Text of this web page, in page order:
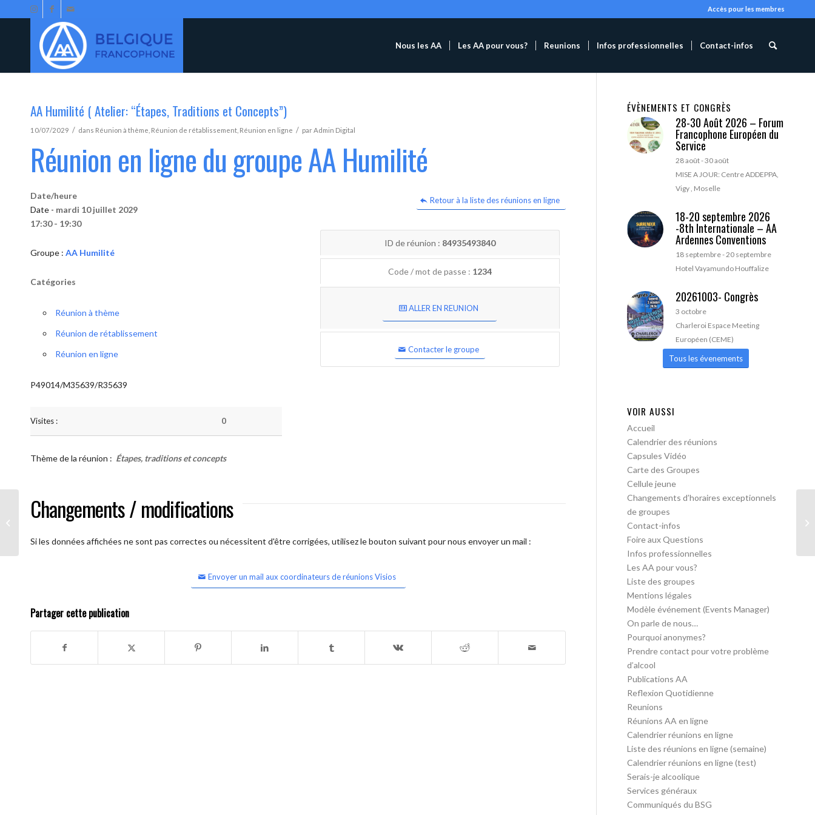
Accès pour les membres
Nous les AA Les AA pour vous? Reunions Infos professionnelles Contact-infos
AA Humilité ( Atelier: “Étapes, Traditions et Concepts”)
10/07/2029 / dans Réunion à thème Réunion de rétablissement Réunion en ligne / parAdmin Digital
Réunion en ligne du groupe AA Humilité
Retour à la liste des réunions en ligne
Date/heure
Date - mardi 10 juillet 2029
17:30 - 19:30
Groupe : AA Humilité
Catégories
Réunion à thème
Réunion de rétablissement
Réunion en ligne
P49014/M35639/R35639
Visites : 0
ID de réunion : 84935493840
Code / mot de passe : 1234
ALLER EN REUNION
Contacter le groupe
Thème de la réunion : Étapes, traditions et concepts
Changements / modifications
Si les données affichées ne sont pas correctes ou nécessitent d'être corrigées, utilisez le bouton suivant pour nous envoyer un mail :
Envoyer un mail aux coordinateurs de réunions Visios
Partager cette publication
ÉVÈNEMENTS ET CONGRÈS
28-30 Août 2026 – Forum
Francophone Européen du
Service
28 août-30 août
MISE A JOUR: Centre ADDEPPA,
Vigy , Moselle
18-20 septembre 2026
-8th Internationale – AA
Ardennes Conventions
18 septembre-20 septembre
Hotel Vayamundo Houffalize
20261003- Congrès
3 octobre
Charleroi Espace Meeting
Européen (CEME)
Tous les évenements
VOIR AUSSI
Accueil
Calendrier des réunions
Capsules Vidéo
Carte des Groupes
Cellule jeune
Changements d’horaires exceptionnels
de groupes
Contact-infos
Foire aux Questions
Infos professionnelles
Les AA pour vous?
Liste des groupes
Mentions légales
Modèle événement (Events Manager)
On parle de nous…
Pourquoi anonymes?
Prendre contact pour votre problème
d’alcool
Publications AA
Reflexion Quotidienne
Reunions
Réunions AA en ligne
Calendrier réunions en ligne
Liste des réunions en ligne (semaine)
Calendrier réunions en ligne (test)
Serais-je alcoolique
Services généraux
Communiqués du BSG
AA Humilité ( Atelier: “Étapes,